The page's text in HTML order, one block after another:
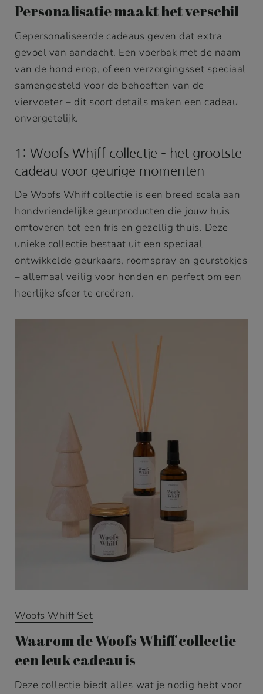
Personalisatie maakt het verschil
Gepersonaliseerde cadeaus geven dat extra
gevoel van aandacht. Een voerbak met de naam
van de hond erop, of een verzorgingsset speciaal
samengesteld voor de behoeften van de
viervoeter – dit soort details maken een cadeau
onvergetelijk.
1: Woofs Whiff collectie – het grootste
cadeau voor geurige momenten
De Woofs Whiff collectie is een breed scala aan
hondvriendelijke geurproducten die jouw huis
omtoveren tot een fris en gezellig thuis. Deze
unieke collectie bestaat uit een speciaal
ontwikkelde geurkaars, roomspray en geurstokjes
– allemaal veilig voor honden en perfect om een
heerlijke sfeer te creëren.
Woofs Whiff Set
Waarom de Woofs Whiff collectie
een leuk cadeau is
Deze collectie biedt alles wat je nodig hebt voor